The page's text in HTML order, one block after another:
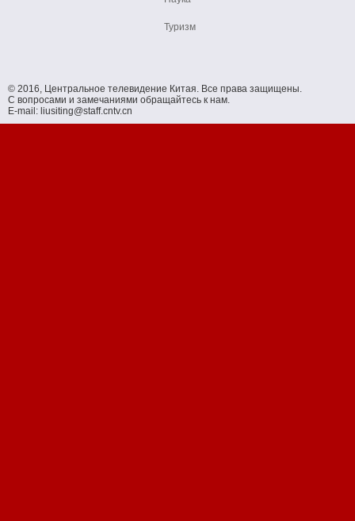
Туризм
© 2016, Центральное телевидение Китая. Все права защищены.
С вопросами и замечаниями обращайтесь к нам.
E-mail: liusiting@staff.cntv.cn